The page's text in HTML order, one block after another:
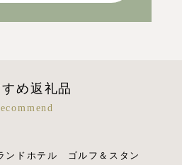
め返礼品
ンドホテル ゴルフ＆スタン